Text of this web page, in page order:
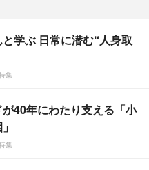
学ぶ 日常に潜む“人身取
集
40年にわたり支える「小
集